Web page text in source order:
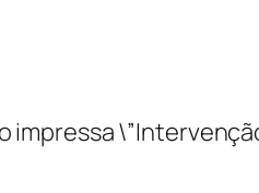
impressa